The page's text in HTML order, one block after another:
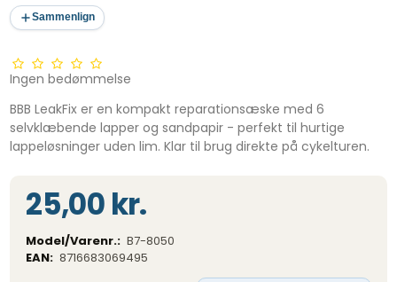
Sammenlign
Ingen bedømmelse
BBB LeakFix er en kompakt reparationsæske med 6
selvklæbende lapper og sandpapir - perfekt til hurtige
lappeløsninger uden lim. Klar til brug direkte på cykelturen.
25,00 kr.
Model/Varenr.: B7-8050
EAN: 8716683069495